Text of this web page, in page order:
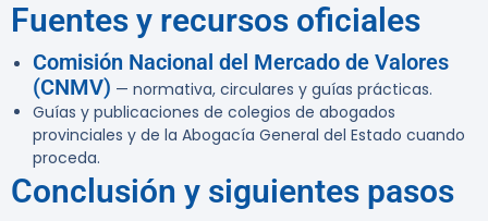
Fuentes y recursos oficiales
Comisión Nacional del Mercado de Valores
(CNMV) — normativa, circulares y guías prácticas.
Guías y publicaciones de colegios de abogados
provinciales y de la Abogacía General del Estado cuando
proceda.
Conclusión y siguientes pasos